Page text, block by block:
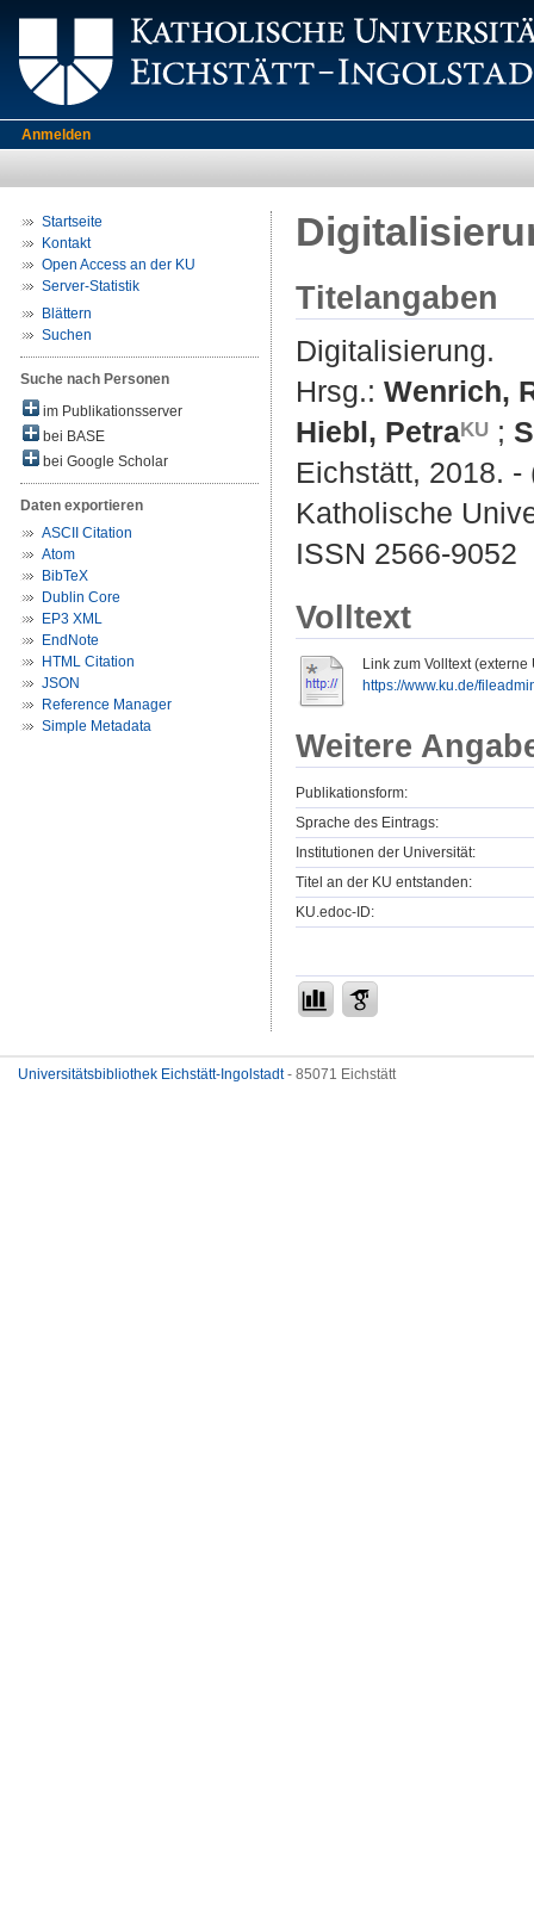
Anmelden
Startseite
Kontakt
Open Access an der KU
Server-Statistik
Blättern
Suchen
Suche nach Personen
im Publikationsserver
bei BASE
bei Google Scholar
Daten exportieren
ASCII Citation
Atom
BibTeX
Dublin Core
EP3 XML
EndNote
HTML Citation
JSON
Reference Manager
Simple Metadata
Titelangaben
Digitalisierung.
Hrsg.: Wenrich,
Hiebl, Petra
;
Eichstätt, 2018. -
Katholische
ISSN 2566-9052
Volltext
Link zum Volltext (externe
https://www.ku.de/
Weitere
Publikationsform:
Sprache des Eintrags:
Institutionen der Universität:
Titel an der KU entstanden:
KU.edoc-ID:
Universitätsbibliothek Eichstätt-Ingolstadt- 85071 Eichstätt